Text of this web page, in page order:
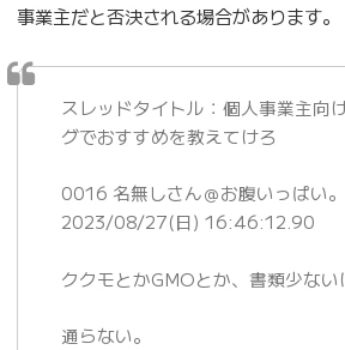
事業主だと否決される場合があります。
スレッドタイトル：個人事業主向
グでおすすめを教えてけろ
0016 名無しさん＠お腹いっぱい。
2023/08/27(日) 16:46:12.90
ククモとかGMOとか、書類少ない
通らない。